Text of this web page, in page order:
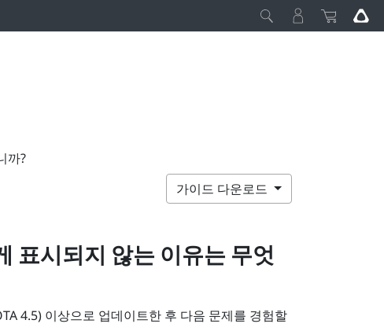
까?
가이드 다운로드
표시되지 않는 이유는 무엇
4.5) 이상으로 업데이트한 후 다음 문제를 경험할